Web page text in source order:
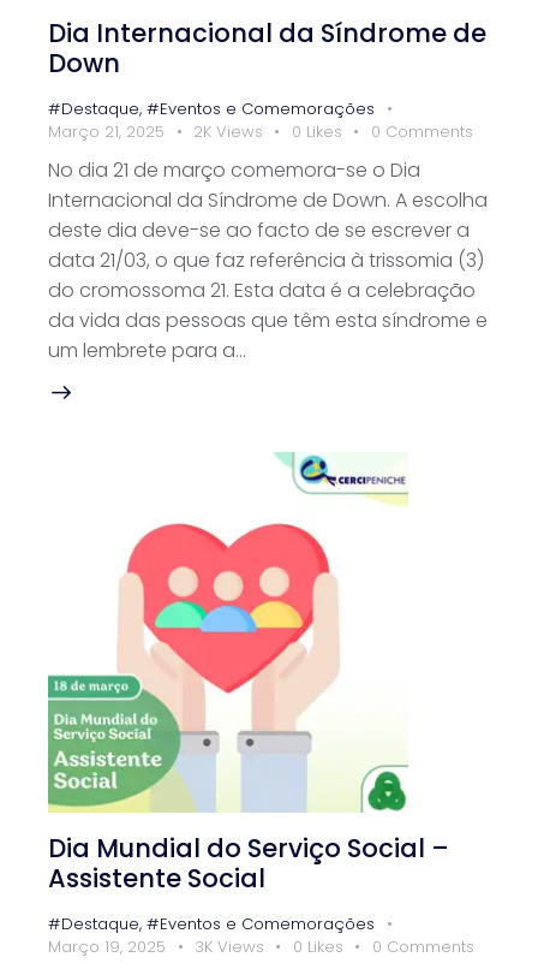
Dia Internacional da Síndrome de
Down
#Destaque, #Eventos e Comemorações
Março 21, 2025
2K Views 0 Likes 0 Comments
No dia 21 de março comemora-se o Dia
Internacional da Síndrome de Down. A escolha
deste dia deve-se ao facto de se escrever a
data 21/03, o que faz referência à trissomia (3)
do cromossoma 21. Esta data é a celebração
da vida das pessoas que têm esta síndrome e
um lembrete para a…
Dia Mundial do Serviço Social –
Assistente Social
#Destaque, #Eventos e Comemorações
Março 19, 2025
3K Views 0 Likes 0 Comments